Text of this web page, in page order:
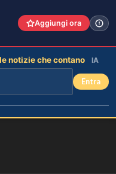
Aggiungi ora
notizie che contano IA
Entra